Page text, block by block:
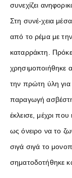
συνεχίζει
Στη συνέ-χεια
από το ρέμα με
καταρράκτη.
χρησιμοποιήθηκε
την πρώτη ύλη για
παραγωγή
έκλεισε, μέχρι
ως όνειρο να το
σιγά σιγά το
σηματοδοτήθηκε